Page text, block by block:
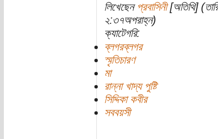
লিখেছেন প্রবাসিনী[অতিথি]
২:৩৭অপরাহ্ন)
ক্যাটেগরি:
ব্লগরব্লগর
স্মৃতিচারণ
মা
রান্না খাদ্য পুষ্টি
সিদ্দিকা কবীর
সববয়সী